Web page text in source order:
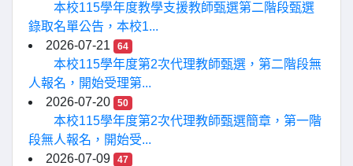
本校115學年度教學支援教師甄選第二階段甄選
錄取名單公告，本校1...
2026-07-21
64
本校115學年度第2次代理教師甄選，第二階段無
人報名，開始受理第...
2026-07-20
50
本校115學年度第2次代理教師甄選簡章，第一階
段無人報名，開始受...
2026-07-09
47